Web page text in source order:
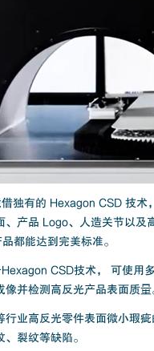
独有的 Hexagon CSD 技
产品 Logo、人造关节以
都能达到完美标准。
CSD技术， 可使用
并检测高反光产品表面质量
业高反光零件表面微小瑕
裂纹等缺陷。